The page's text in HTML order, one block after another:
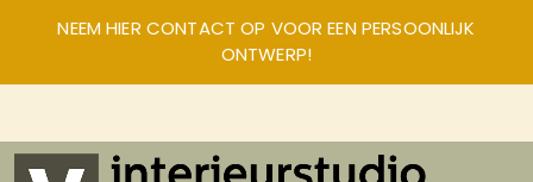
NEEM HIER CONTACT OP VOOR EEN PERSOONLIJK
ONTWERP!